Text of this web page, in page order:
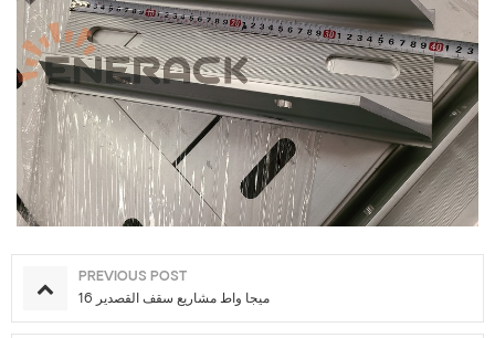
PREVIOUS POST
16 ميجا واط مشاريع سقف القصدير